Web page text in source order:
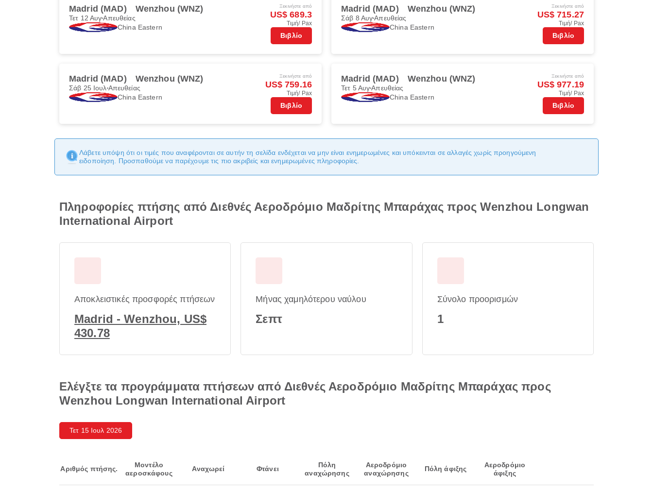
Madrid (MAD) Wenzhou (WNZ)
Τετ 12 ΑυγΑπευθείας
China Eastern
Ξεκινήστε από
US$ 689.3
Τιμή/ Pax
Βιβλίο
Madrid (MAD) Wenzhou (WNZ)
Σάβ 8 ΑυγΑπευθείας
China Eastern
Ξεκινήστε από
US$ 715.27
Τιμή/ Pax
Βιβλίο
Madrid (MAD) Wenzhou (WNZ)
Σάβ 25 Ιουλ Απευθείας
China Eastern
Ξεκινήστε από
US$ 759.16
Τιμή/ Pax
Βιβλίο
Madrid (MAD) Wenzhou (WNZ)
Τετ 5 ΑυγΑπευθείας
China Eastern
Ξεκινήστε από
US$ 977.19
Τιμή/ Pax
Βιβλίο
Λάβετε υπόψη ότι οι τιμές που αναφέρονται σε αυτήν τη σελίδα ενδέχεται να μην είναι ενημερωμένες και υπόκεινται σε αλλαγές χωρίς προηγούμενη
ειδοποίηση. Προσπαθούμε να παρέχουμε τις πιο ακριβείς και ενημερωμένες πληροφορίες.
Πληροφορίες πτήσης από Διεθνές Αεροδρόμιο Μαδρίτης Μπαράχας προς Wenzhou Longwan
International Airport
Αποκλειστικές προσφορές πτήσεων
Madrid - Wenzhou, US$
430.78
Μήνας χαμηλότερου ναύλου
Σεπτ
Σύνολο προορισμών
1
Ελέγξτε τα προγράμματα πτήσεων από Διεθνές Αεροδρόμιο Μαδρίτης Μπαράχας προς
Wenzhou Longwan International Airport
Τετ 15 Ιουλ 2026
Αριθμός πτήσης.
Μοντέλο
αεροσκάφους
Αναχωρεί Φτάνει
Πόλη
αναχώρησης
Αεροδρόμιο
αναχώρησης
Πόλη άφιξης
Αεροδρόμιο
άφιξης